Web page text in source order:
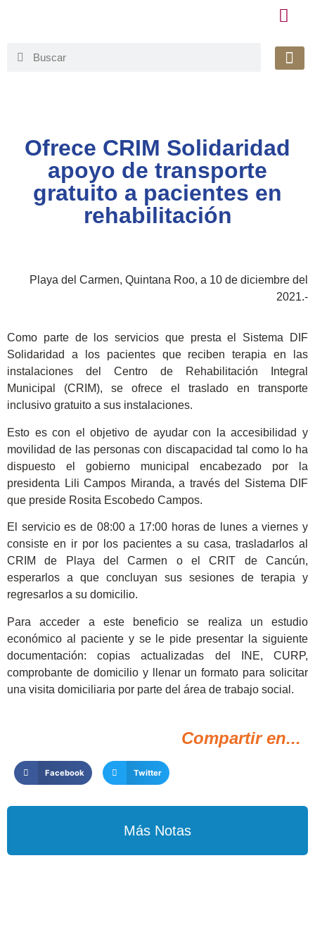
Ofrece CRIM Solidaridad
apoyo de transporte
gratuito a pacientes en
rehabilitación
Playa del Carmen, Quintana Roo, a 10 de diciembre del
2021.-
Como parte de los servicios que presta el Sistema DIF
Solidaridad a los pacientes que reciben terapia en las
instalaciones del Centro de Rehabilitación Integral
Municipal (CRIM), se ofrece el traslado en transporte
inclusivo gratuito a sus instalaciones.
Esto es con el objetivo de ayudar con la accesibilidad y
movilidad de las personas con discapacidad tal como lo ha
dispuesto el gobierno municipal encabezado por la
presidenta Lili Campos Miranda, a través del Sistema DIF
que preside Rosita Escobedo Campos.
El servicio es de 08:00 a 17:00 horas de lunes a viernes y
consiste en ir por los pacientes a su casa, trasladarlos al
CRIM de Playa del Carmen o el CRIT de Cancún,
esperarlos a que concluyan sus sesiones de terapia y
regresarlos a su domicilio.
Para acceder a este beneficio se realiza un estudio
económico al paciente y se le pide presentar la siguiente
documentación: copias actualizadas del INE, CURP,
comprobante de domicilio y llenar un formato para solicitar
una visita domiciliaria por parte del área de trabajo social.
Compartir en...
Facebook Twitter
Más Notas